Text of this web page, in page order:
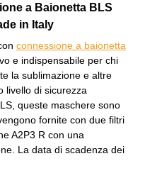
a Baionetta BLS
in Italy
connessione a baionetta
e indispensabile per chi
la sublimazione e altre
livello di sicurezza
queste maschere sono
fornite con due filtri
A2P3 R con una
La data di scadenza dei